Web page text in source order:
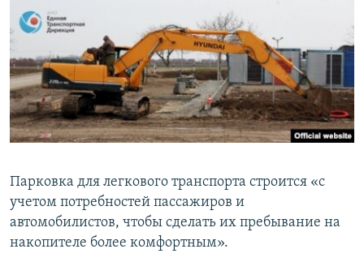
Парковка для легкового транспорта строится «с
учетом потребностей пассажиров и
автомобилистов, чтобы сделать их пребывание на
накопителе более комфортным».